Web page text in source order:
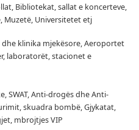
Bibliotekat, sallat e koncerteve,
Muzetë, Universitetet etj
klinika mjekësore, Aeroportet
laboratorët, stacionet e
SWAT, Anti-drogës dhe Anti-
skuadra bombë, Gjykatat,
mbrojtjes VIP